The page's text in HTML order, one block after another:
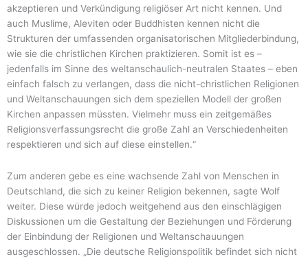
akzeptieren und Verkündigung religiöser Art nicht kennen. Und
auch Muslime, Aleviten oder Buddhisten kennen nicht die
Strukturen der umfassenden organisatorischen Mitgliederbindung,
wie sie die christlichen Kirchen praktizieren. Somit ist es –
jedenfalls im Sinne des weltanschaulich-neutralen Staates – eben
einfach falsch zu verlangen, dass die nicht-christlichen Religionen
und Weltanschauungen sich dem speziellen Modell der großen
Kirchen anpassen müssten. Vielmehr muss ein zeitgemäßes
Religionsverfassungsrecht die große Zahl an Verschiedenheiten
respektieren und sich auf diese einstellen.“
Zum anderen gebe es eine wachsende Zahl von Menschen in
Deutschland, die sich zu keiner Religion bekennen, sagte Wolf
weiter. Diese würde jedoch weitgehend aus den einschlägigen
Diskussionen um die Gestaltung der Beziehungen und Förderung
der Einbindung der Religionen und Weltanschauungen
ausgeschlossen. „Die deutsche Religionspolitik befindet sich nicht